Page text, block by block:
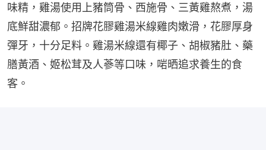
味精，雞湯使用上豬筒骨、西施骨、三黃雞熬煮，湯
底鮮甜濃郁。招牌花膠雞湯米線雞肉嫩滑，花膠厚身
彈牙，十分足料。雞湯米線還有椰子、胡椒豬肚、藥
膳黃酒、姬松茸及人蔘等口味，啱晒追求養生的食
客。